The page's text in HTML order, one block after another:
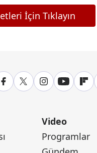
İçin Tıklayın
Video
Programlar